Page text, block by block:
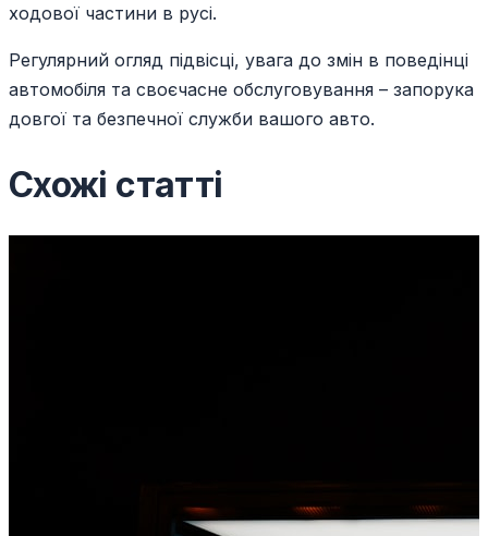
ходової частини в русі.
Регулярний огляд підвісці, увага до змін в поведінці
автомобіля та своєчасне обслуговування – запорука
довгої та безпечної служби вашого авто.
Схожі статті